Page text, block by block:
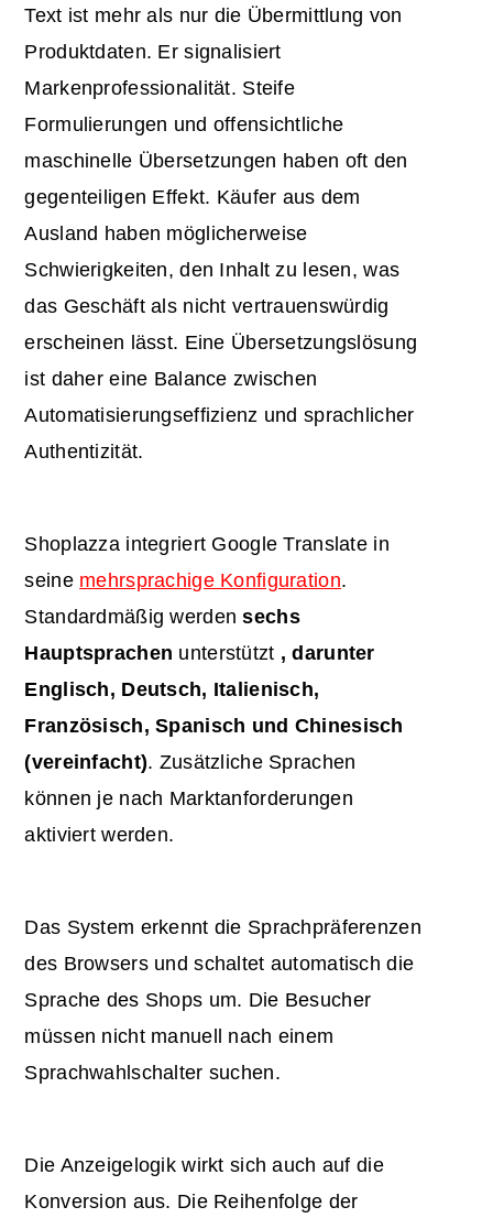
Text ist mehr als nur die Übermittlung von
Produktdaten. Er signalisiert
Markenprofessionalität. Steife
Formulierungen und offensichtliche
maschinelle Übersetzungen haben oft den
gegenteiligen Effekt. Käufer aus dem
Ausland haben möglicherweise
Schwierigkeiten, den Inhalt zu lesen, was
das Geschäft als nicht vertrauenswürdig
erscheinen lässt. Eine Übersetzungslösung
ist daher eine Balance zwischen
Automatisierungseffizienz und sprachlicher
Authentizität.
Shoplazza integriert Google Translate in
seine mehrsprachige Konfiguration.
Standardmäßig werdensechs
Hauptsprachen unterstützt , darunter
Englisch, Deutsch, Italienisch,
Französisch, Spanisch und Chinesisch
(vereinfacht). Zusätzliche Sprachen
können je nach Marktanforderungen
aktiviert werden.
Das System erkennt die Sprachpräferenzen
des Browsers und schaltet automatisch die
Sprache des Shops um. Die Besucher
müssen nicht manuell nach einem
Sprachwahlschalter suchen.
Die Anzeigelogik wirkt sich auch auf die
Konversion aus. Die Reihenfolge der